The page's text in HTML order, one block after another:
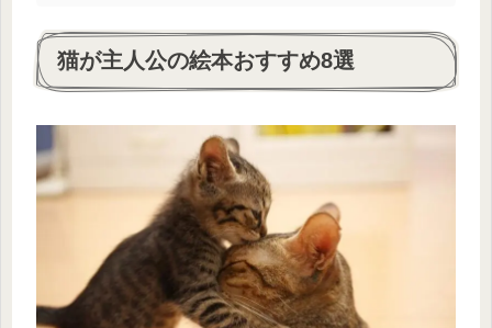
猫が主人公の絵本おすすめ8選